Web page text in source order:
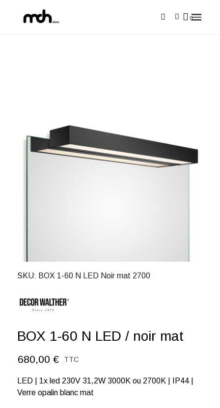
SKU BOX 1-60 N LED Noir mat 2700
BOX 1-60 N LED / noir mat
680,00 € TTC
LED | 1x led 230V 31,2W 3000K ou 2700K | IP44 |
Verre opalin blanc mat